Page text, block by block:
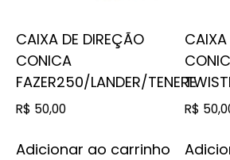
CAIXA DE DIREÇÃO
CONICA
FAZER250/LANDER/TENERE
R$ 50,00
Adicionar ao carrinho
CAIXA
R$